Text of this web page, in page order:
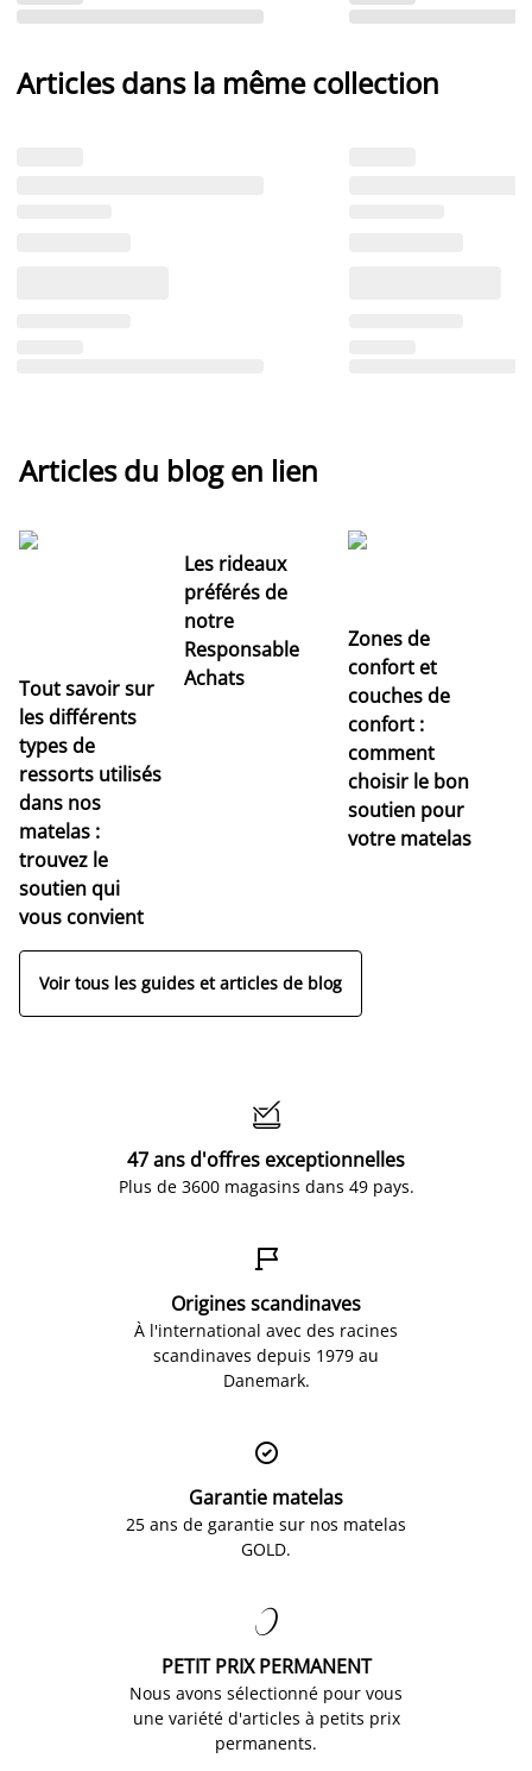
Articles dans la même collection
Articles du blog en lien
Tout savoir sur
les différents
types de
ressorts utilisés
dans nos
matelas :
trouvez le
soutien qui
vous convient
Les rideaux
préférés de
notre
Responsable
Achats
Zones de
confort et
couches de
confort :
comment
choisir le bon
soutien pour
votre matelas
Voir tous les guides et articles de blog

47 ans d'offres exceptionnelles
Plus de 3600 magasins dans 49 pays.

Origines scandinaves
À l'international avec des racines
scandinaves depuis 1979 au
Danemark.

Garantie matelas
25 ans de garantie sur nos matelas
GOLD.

PETIT PRIX PERMANENT
Nous avons sélectionné pour vous
une variété d'articles à petits prix
permanents.